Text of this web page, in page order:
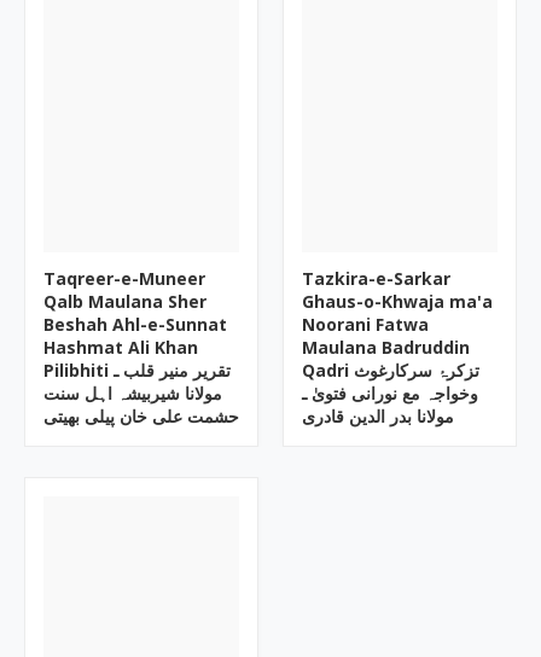
Taqreer-e-Muneer
Qalb Maulana Sher
Beshah Ahl-e-Sunnat
Hashmat Ali Khan
Pilibhiti تقریر منیر قلب ـ
مولانا شیربیشہ اہل سنت
حشمت علی خان پیلی بھیتی
Tazkira-e-Sarkar
Ghaus-o-Khwaja ma'a
Noorani Fatwa
Maulana Badruddin
Qadri تزکرۂ سرکارغوث
وخواجہ مع نورانی فتویٰ ـ
مولانا بدر الدین قادری